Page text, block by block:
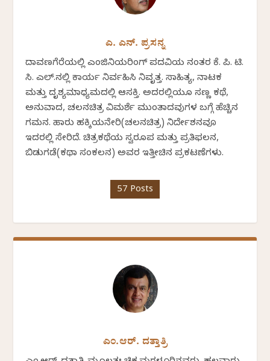
ಎ. ಎನ್. ಪ್ರಸನ್ನ
ದಾವಣಗೆರೆಯಲ್ಲಿ ಎಂಜಿನಿಯರಿಂಗ್ ಪದವಿಯ ನಂತರ ಕೆ. ಪಿ. ಟಿ.
ಸಿ. ಎಲ್.ನಲ್ಲಿ ಕಾರ್ಯ ನಿರ್ವಹಿಸಿ ನಿವೃತ್ತ. ಸಾಹಿತ್ಯ, ನಾಟಕ
ಮತ್ತು ದೃಶ್ಯಮಾಧ್ಯಮದಲ್ಲಿ ಆಸಕ್ತಿ. ಅದರಲ್ಲಿಯೂ ಸಣ್ಣ ಕಥೆ,
ಅನುವಾದ, ಚಲನಚಿತ್ರ ವಿಮರ್ಶೆ ಮುಂತಾದವುಗಳ ಬಗ್ಗೆ ಹೆಚ್ಚಿನ
ಗಮನ. ಹಾರು ಹಕ್ಕಿಯನೇರಿ(ಚಲನಚಿತ್ರ) ನಿರ್ದೇಶನವೂ
ಇದರಲ್ಲಿ ಸೇರಿದೆ. ಚಿತ್ರಕಥೆಯ ಸ್ವರೂಪ ಮತ್ತು ಪ್ರತಿಫಲನ,
ಬಿಡುಗಡೆ(ಕಥಾ ಸಂಕಲನ) ಅವರ ಇತ್ತೀಚಿನ ಪ್ರಕಟಣೆಗಳು.
57 Posts
ಎಂ.ಆರ್. ದತ್ತಾತ್ರಿ